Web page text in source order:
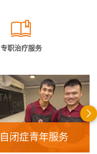
专职治疗服务
自闭症青年服务